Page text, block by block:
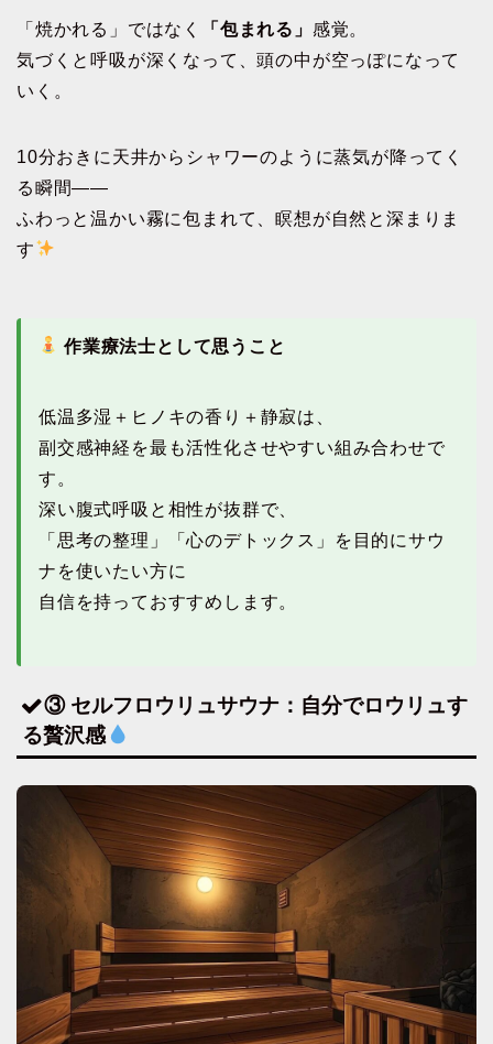
「焼かれる」ではなく 「包まれる」 感覚。
気づくと呼吸が深くなって、頭の中が空っぽになって
いく。
10分おきに天井からシャワーのように蒸気が降ってく
る瞬間——
ふわっと温かい霧に包まれて、瞑想が自然と深まりま
す
作業療法士として思うこと
低温多湿＋ヒノキの香り＋静寂は、
副交感神経を最も活性化させやすい組み合わせで
す。
深い腹式呼吸と相性が抜群で、
「思考の整理」「心のデトックス」を目的にサウ
ナを使いたい方に
自信を持っておすすめします。
③ セルフロウリュサウナ：自分でロウリュす
る贅沢感